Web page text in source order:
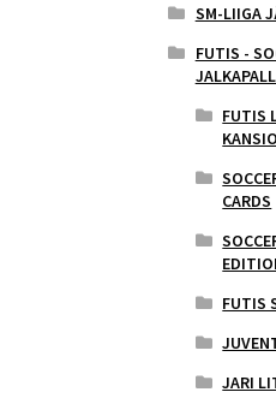
SM-LIIGA
FUTIS -
FUTIS
CARDS
FUTIS
JARI